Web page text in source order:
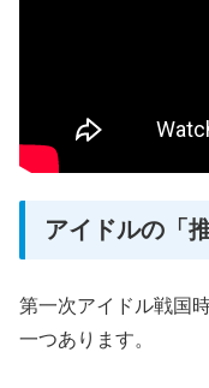
アイドルの「
第一次アイドル戦国
一つあります。